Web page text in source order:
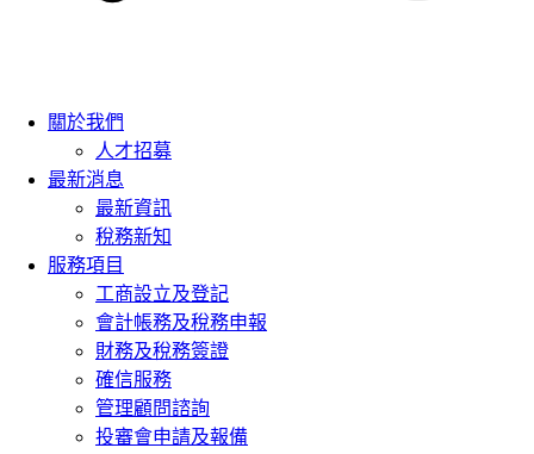
關於我們
人才招募
最新消息
最新資訊
稅務新知
服務項目
工商設立及登記
會計帳務及稅務申報
財務及稅務簽證
確信服務
管理顧問諮詢
投審會申請及報備